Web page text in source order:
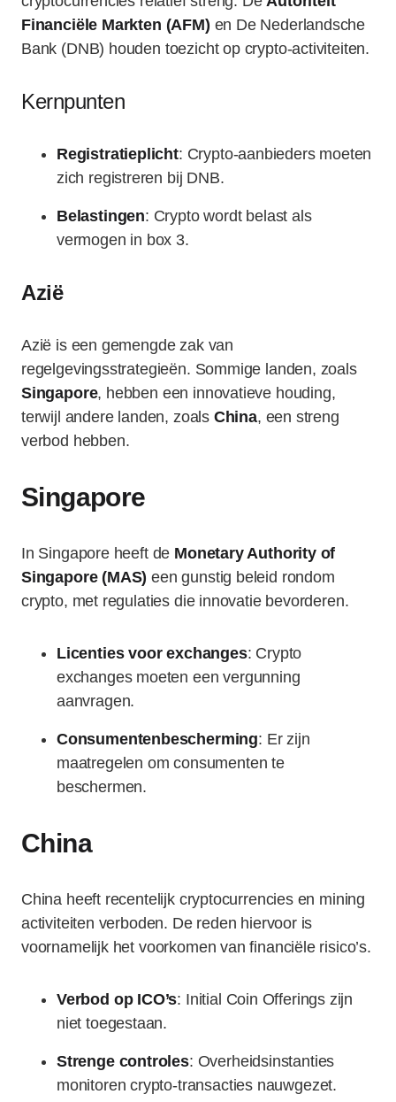
Financiële Markten (AFM) en De Nederlandsche
Bank (DNB) houden toezicht op crypto-activiteiten.
Kernpunten
Registratieplicht: Crypto-aanbieders moeten
zich registreren bij DNB.
Belastingen: Crypto wordt belast als
vermogen in box 3.
Azië
Azië is een gemengde zak van
regelgevingsstrategieën. Sommige landen, zoals
Singapore, hebben een innovatieve houding,
terwijl andere landen, zoals China, een streng
verbod hebben.
Singapore
In Singapore heeft de Monetary Authority of
Singapore (MAS) een gunstig beleid rondom
crypto, met regulaties die innovatie bevorderen.
Licenties voor exchanges: Crypto
exchanges moeten een vergunning
aanvragen.
Consumentenbescherming: Er zijn
maatregelen om consumenten te
beschermen.
China
China heeft recentelijk cryptocurrencies en mining
activiteiten verboden. De reden hiervoor is
voornamelijk het voorkomen van financiële risico’s.
Verbod op ICO’s: Initial Coin Offerings zijn
niet toegestaan.
Strenge controles: Overheidsinstanties
monitoren crypto-transacties nauwgezet.